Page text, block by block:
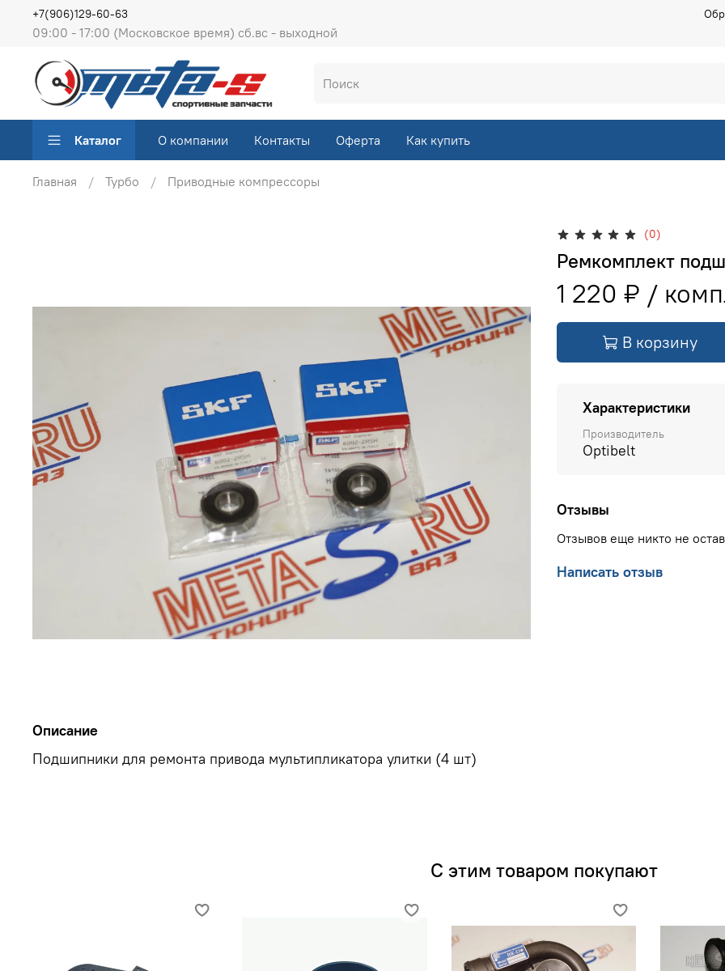
09:00 - 17:00 (Московское время) сб.вс - выходной
+7(906)129-60-63
Каталог О компании Контакты Оферта Как купить
Главная Турбо Приводные компрессоры
(0)
Ремкомплект
1 220 ₽
В корзину
Характеристики
Производитель
Optibelt
Отзывы
Отзывов еще никто не
Написать отзыв
Описание
Подшипники для ремонта привода мультипликатора улитки (4 шт)
С этим товаром покупают